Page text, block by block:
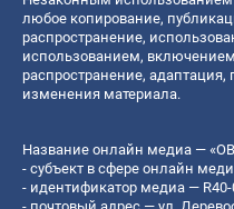
любое копирование,
распространение,
использованием, включением
распространение,
изменения материала.
Название онлайн медиа —
- субъект в сфере онлайн
- идентификатор медиа — R40-